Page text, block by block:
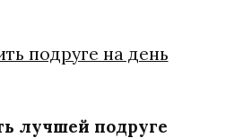
лучшей подруге